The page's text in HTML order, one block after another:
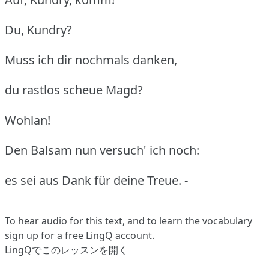
Du, Kundry?
Muss ich dir nochmals danken,
du rastlos scheue Magd?
Wohlan!
Den Balsam nun versuch' ich noch:
es sei aus Dank für deine Treue. -
To hear audio for this text, and to learn the vocabulary
sign up for a free LingQ account.
LingQでこのレッスンを開く